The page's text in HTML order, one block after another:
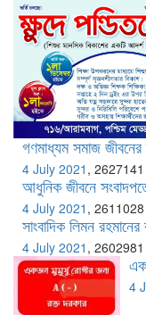
গণমাধ্যম সমাজ
4 July 2021 , 2627141
আধুনিক জীবনে
4 July 2021 , 2611028
সাংবাদিক লিমন
4 July 2021 , 2602981
4